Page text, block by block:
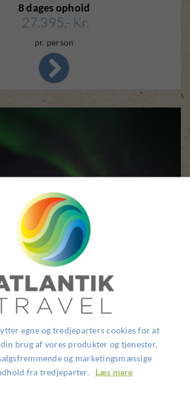
8 dages ophold
27.395,- Kr.
pr. person
Natur med glamping
Grønland
8 dages ophold
24.695,- Kr.
egne og tredjeparters cookies for at
brug af vores produkter og tjenester,
og marketingsmæssige
fra tredjeparter. Læs mere